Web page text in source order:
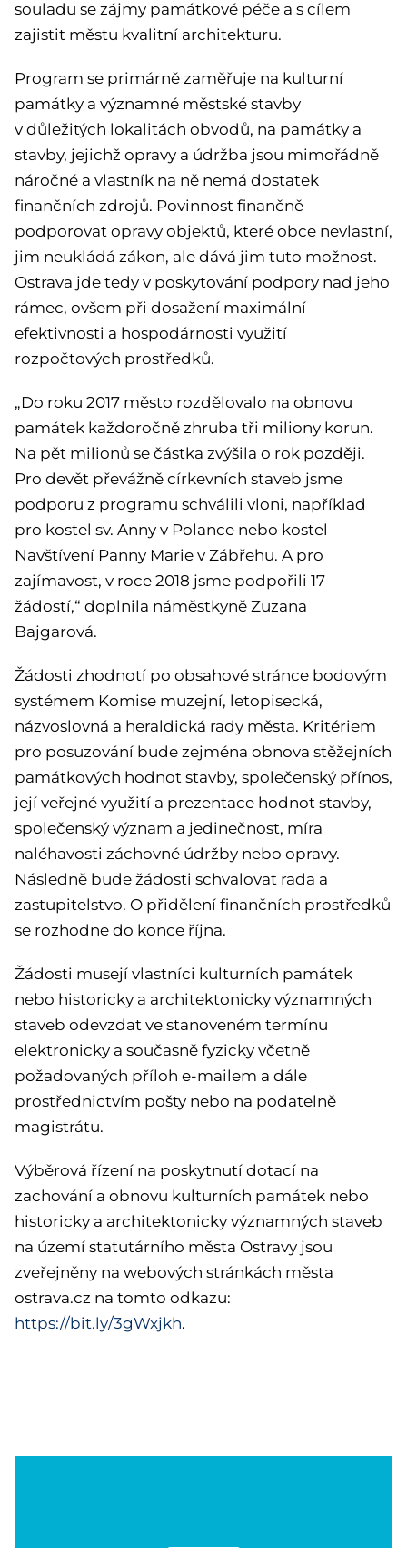
souladu se zájmy památkové péče a s cílem
zajistit městu kvalitní architekturu.
Program se primárně zaměřuje na kulturní
památky a významné městské stavby
v důležitých lokalitách obvodů, na památky a
stavby, jejichž opravy a údržba jsou mimořádně
náročné a vlastník na ně nemá dostatek
finančních zdrojů. Povinnost finančně
podporovat opravy objektů, které obce nevlastní,
jim neukládá zákon, ale dává jim tuto možnost.
Ostrava jde tedy v poskytování podpory nad jeho
rámec, ovšem při dosažení maximální
efektivnosti a hospodárnosti využití
rozpočtových prostředků.
„Do roku 2017 město rozdělovalo na obnovu
památek každoročně zhruba tři miliony korun.
Na pět milionů se částka zvýšila o rok později.
Pro devět převážně církevních staveb jsme
podporu z programu schválili vloni, například
pro kostel sv. Anny v Polance nebo kostel
Navštívení Panny Marie v Zábřehu. A pro
zajímavost, v roce 2018 jsme podpořili 17
žádostí,“ doplnila náměstkyně Zuzana
Bajgarová.
Žádosti zhodnotí po obsahové stránce bodovým
systémem Komise muzejní, letopisecká,
názvoslovná a heraldická rady města. Kritériem
pro posuzování bude zejména obnova stěžejních
památkových hodnot stavby, společenský přínos,
její veřejné využití a prezentace hodnot stavby,
společenský význam a jedinečnost, míra
naléhavosti záchovné údržby nebo opravy.
Následně bude žádosti schvalovat rada a
zastupitelstvo. O přidělení finančních prostředků
se rozhodne do konce října.
Žádosti musejí vlastníci kulturních památek
nebo historicky a architektonicky významných
staveb odevzdat ve stanoveném termínu
elektronicky a současně fyzicky včetně
požadovaných příloh e-mailem a dále
prostřednictvím pošty nebo na podatelně
magistrátu.
Výběrová řízení na poskytnutí dotací na
zachování a obnovu kulturních památek nebo
historicky a architektonicky významných staveb
na území statutárního města Ostravy jsou
zveřejněny na webových stránkách města
ostrava.cz na tomto odkazu:
https://bit.ly/3gWxjkh.